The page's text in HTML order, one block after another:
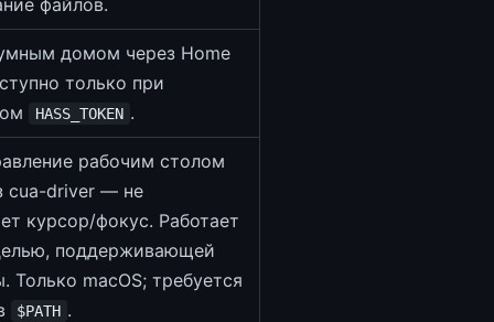
файлов.
домом через Home
только при
HASS_TOKEN .
рабочим столом
cua-driver — не
курсор/фокус. Работает
поддерживающей
Только macOS; требуется
$PATH .